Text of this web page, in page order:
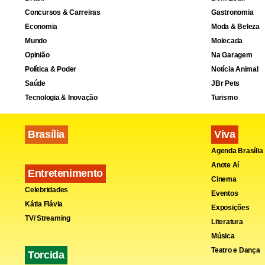
como
afirmou
Ao julgar o
vítima
Explica que
presentes
Nesse
Assim, “o
é de rigor”,
Concursos & Carreiras
Economia
Mundo
Opinião
Política & Poder
Saúde
Tecnologia & Inovação
Brasília
Entretenimento
Celebridades
Kátia Flávia
TV/ Streaming
Torcida
Gastronomia
Moda & Beleza
Molecada
Na Garagem
Notícia Animal
JBr Pets
Turismo
Viva
Agenda Brasília
Anote Aí
Cinema
Eventos
Exposições
Literatura
Música
Teatro e Dança